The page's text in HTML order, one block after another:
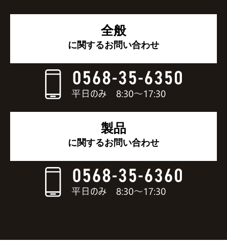
全般
に関するお問い合わせ
製品
に関するお問い合わせ